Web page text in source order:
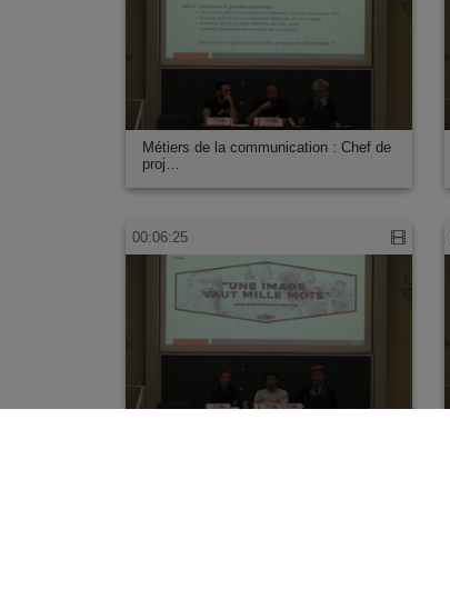
Métiers de la communication : Chef de
proj…
00:06:25